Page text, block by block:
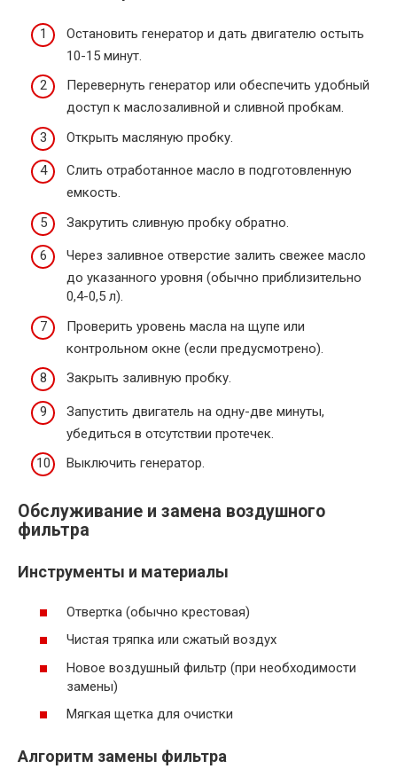
Остановить генератор и дать двигателю остыть
10-15 минут.
Перевернуть генератор или обеспечить удобный
доступ к маслозаливной и сливной пробкам.
Открыть масляную пробку.
Слить отработанное масло в подготовленную
емкость.
Закрутить сливную пробку обратно.
Через заливное отверстие залить свежее масло
до указанного уровня (обычно приблизительно
0,4-0,5 л).
Проверить уровень масла на щупе или
контрольном окне (если предусмотрено).
Закрыть заливную пробку.
Запустить двигатель на одну-две минуты,
убедиться в отсутствии протечек.
Выключить генератор.
Обслуживание и замена воздушного
фильтра
Инструменты и материалы
Отвертка (обычно крестовая)
Чистая тряпка или сжатый воздух
Новое воздушный фильтр (при необходимости
замены)
Мягкая щетка для очистки
Алгоритм замены фильтра